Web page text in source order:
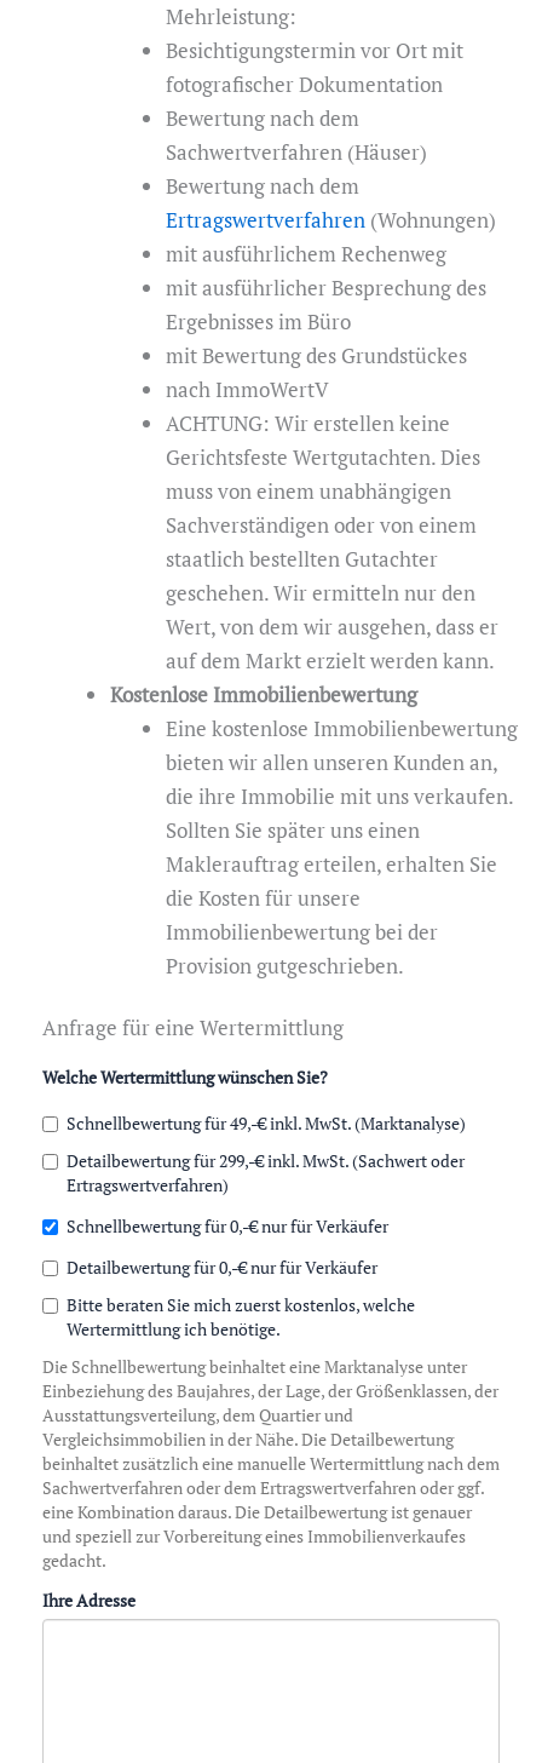
Mehrleistung:
Besichtigungstermin vor Ort mit
fotografischer Dokumentation
Bewertung nach dem
Sachwertverfahren (Häuser)
Bewertung nach dem
Ertragswertverfahren(Wohnungen)
mit ausführlichem Rechenweg
mit ausführlicher Besprechung des
Ergebnisses im Büro
mit Bewertung des Grundstückes
nach ImmoWertV
ACHTUNG: Wir erstellen keine
Gerichtsfeste Wertgutachten. Dies
muss von einem unabhängigen
Sachverständigen oder von einem
staatlich bestellten Gutachter
geschehen. Wir ermitteln nur den
Wert, von dem wir ausgehen, dass er
auf dem Markt erzielt werden kann.
Kostenlose Immobilienbewertung
Eine kostenlose Immobilienbewertung
bieten wir allen unseren Kunden an,
die ihre Immobilie mit uns verkaufen.
Sollten Sie später uns einen
Maklerauftrag erteilen, erhalten Sie
die Kosten für unsere
Immobilienbewertung bei der
Provision gutgeschrieben.
Anfrage für eine Wertermittlung
Welche Wertermittlung wünschen Sie?
Schnellbewertung für 49,-€ inkl. MwSt. (Marktanalyse)
Detailbewertung für 299,-€ inkl. MwSt. (Sachwert oder
Ertragswertverfahren)
Schnellbewertung für 0,-€ nur für Verkäufer
Detailbewertung für 0,-€ nur für Verkäufer
Bitte beraten Sie mich zuerst kostenlos, welche
Wertermittlung ich benötige.
Die Schnellbewertung beinhaltet eine Marktanalyse unter
Einbeziehung des Baujahres, der Lage, der Größenklassen, der
Ausstattungsverteilung, dem Quartier und
Vergleichsimmobilien in der Nähe. Die Detailbewertung
beinhaltet zusätzlich eine manuelle Wertermittlung nach dem
Sachwertverfahren oder dem Ertragswertverfahren oder ggf.
eine Kombination daraus. Die Detailbewertung ist genauer
und speziell zur Vorbereitung eines Immobilienverkaufes
gedacht.
Ihre Adresse